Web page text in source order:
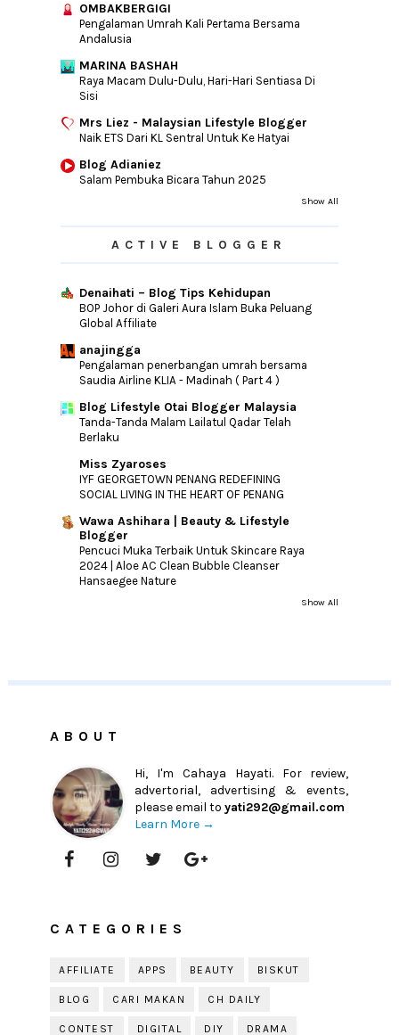
OMBAKBERGIGI
Pengalaman Umrah Kali Pertama Bersama
Andalusia
MARINA BASHAH
Raya Macam Dulu-Dulu, Hari-Hari Sentiasa Di
Sisi
Mrs Liez - Malaysian Lifestyle Blogger
Naik ETS Dari KL Sentral Untuk Ke Hatyai
Blog Adianiez
Salam Pembuka Bicara Tahun 2025
Show All
ACTIVE BLOGGER
Denaihati – Blog Tips Kehidupan
BOP Johor di Galeri Aura Islam Buka Peluang
Global Affiliate
anajingga
Pengalaman penerbangan umrah bersama
Saudia Airline KLIA - Madinah ( Part 4 )
Blog Lifestyle Otai Blogger Malaysia
Tanda-Tanda Malam Lailatul Qadar Telah
Berlaku
Miss Zyaroses
IYF GEORGETOWN PENANG REDEFINING
SOCIAL LIVING IN THE HEART OF PENANG
Wawa Ashihara | Beauty & Lifestyle
Blogger
Pencuci Muka Terbaik Untuk Skincare Raya
2024 | Aloe AC Clean Bubble Cleanser
Hansaegee Nature
Show All
ABOUT
Hi, I'm Cahaya Hayati. For review,
advertorial, advertising & events,
please email toyati292@gmail.com
Learn More →
CATEGORIES
AFFILIATE APPS BEAUTY BISKUT
BLOG CARI MAKAN CH DAILY
CONTEST DIGITAL DIY DRAMA